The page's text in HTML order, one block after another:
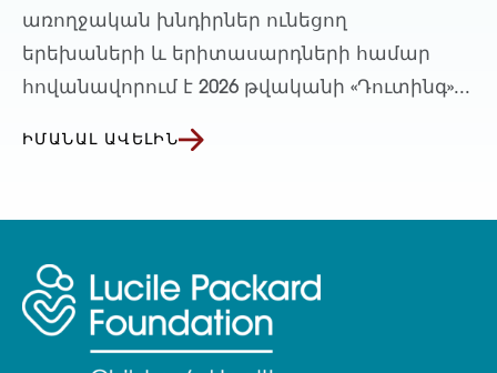
առողջական խնդիրներ ունեցող
երեխաների և երիտասարդների համար
հովանավորում է 2026 թվականի «Դուտինգ»...
ԻՄԱՆԱԼ ԱՎԵԼԻՆ